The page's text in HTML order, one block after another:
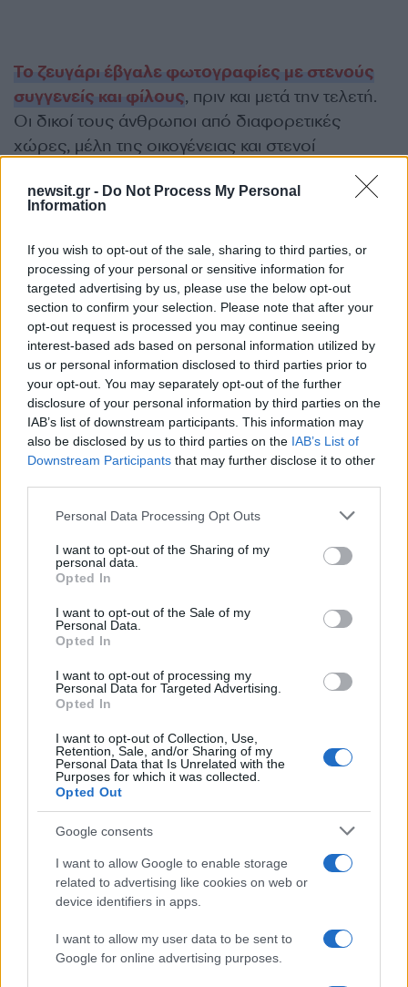
newsit.gr - Do Not Process My Personal
Information
If you wish to opt-out of the sale, sharing to third parties, or
processing of your personal or sensitive information for
targeted advertising by us, please use the below opt-out
section to confirm your selection. Please note that after your
opt-out request is processed you may continue seeing
interest-based ads based on personal information utilized by
us or personal information disclosed to third parties prior to
your opt-out. You may separately opt-out of the further
disclosure of your personal information by third parties on the
IAB’s list of downstream participants. This information may
also be disclosed by us to third parties on the IAB’s List of
Downstream Participants that may further disclose it to other
Please note that this website/app uses one or more Google
not limited to your visit or usage behaviour. You may click to
grant or deny consent to Google and its third-party tags to
use your data for below specified purposes in below Google
consent section.
Personal Data Processing Opt Outs
I want to opt-out of the Sharing of my
personal data.
Opted In
I want to opt-out of the Sale of my
Personal Data.
Opted In
I want to opt-out of processing my
Personal Data for Targeted Advertising.
Opted In
I want to opt-out of Collection, Use,
Retention, Sale, and/or Sharing of my
Personal Data that Is Unrelated with the
Purposes for which it was collected.
Opted Out
Google consents
I want to allow Google to enable storage
related to advertising like cookies on web or
device identifiers in apps.
I want to allow my user data to be sent to
Google for online advertising purposes.
Το ζευγάρι έβγαλε φωτογραφίες με στενούς
συγγενείς και φίλους, πριν και μετά την τελετή.
Οι δικοί τους άνθρωποι από διαφορετικές
χώρες, μέλη της οικογένειας και στενοί
συνεργάτες του ζευγαριού ταξίδεψαν μέχρι τη
Μεσσηνία για να γιορτάσουν μαζί τους αυτή τη
ΔΙΑΦΗΜΙΣΗ
Σχόλια
στη Μύκονο και το
φιλοδώρημα που άφησε
άφωνους τους σερβιτόρους
στο Παλέρμο για το
wedding party τους:
φωτογραφίες